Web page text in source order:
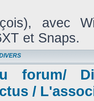
avec
et Snaps.
forum/
/